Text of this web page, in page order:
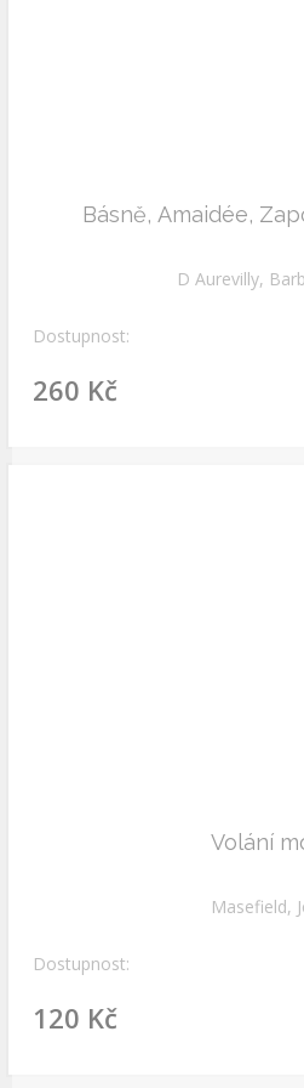
Básně, Amaidée,
D Aurevilly,
Dostupnost:
260 Kč
Volání
Masefield,
Dostupnost:
120 Kč